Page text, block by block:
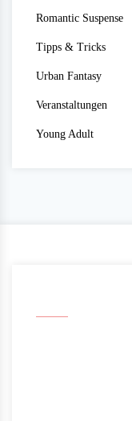
Romantic Suspense
Tipps & Tricks
Urban Fantasy
Veranstaltungen
Young Adult